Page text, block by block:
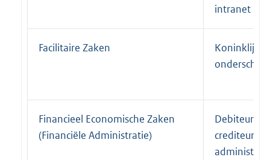
intranet
Facilitaire Zaken
Koninklijke
Financieel Economische Zaken
(Financiële Administratie)
Debiteuren
crediteuren